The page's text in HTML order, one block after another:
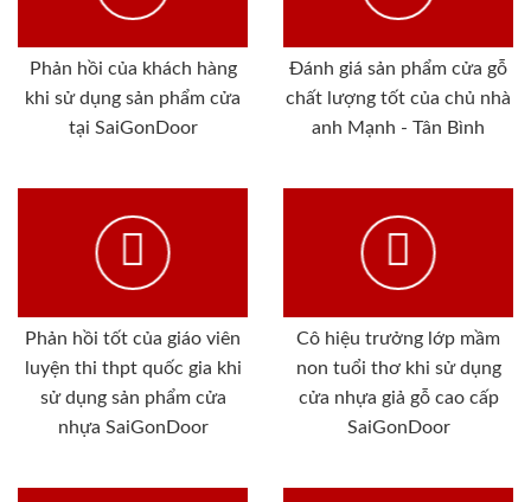
Phản hồi của khách hàng
khi sử dụng sản phẩm cửa
tại SaiGonDoor
Đánh giá sản phẩm cửa gỗ
chất lượng tốt của chủ nhà
anh Mạnh - Tân Bình
Phản hồi tốt của giáo viên
luyện thi thpt quốc gia khi
sử dụng sản phẩm cửa
nhựa SaiGonDoor
Cô hiệu trưởng lớp mầm
non tuổi thơ khi sử dụng
cửa nhựa giả gỗ cao cấp
SaiGonDoor